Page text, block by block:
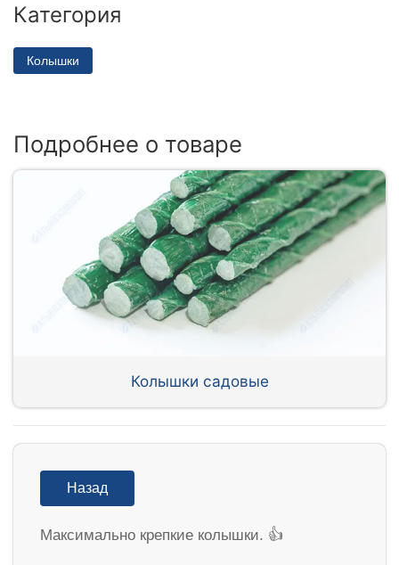
Категория
Колышки
Подробнее о товаре
Колышки садовые
Назад
Максимально крепкие колышки. 👍